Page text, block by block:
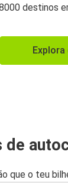
destinos
Explora
de
que o teu